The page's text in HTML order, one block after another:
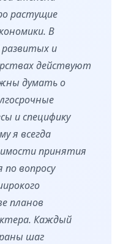
растущие
В
и
действуют
думать о
и специфику
я всегда
принятия
вопросу
планов
Каждый
шаг